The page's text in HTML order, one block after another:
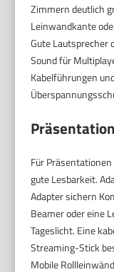
Zimmern deutlich
Leinwandkante
Gute Lautsprecher
Sound für
Kabelführungen
Für
gute Lesbarkeit.
Adapter sichern
Beamer oder eine
Tageslicht. Eine
Streaming-Stick
Mobile